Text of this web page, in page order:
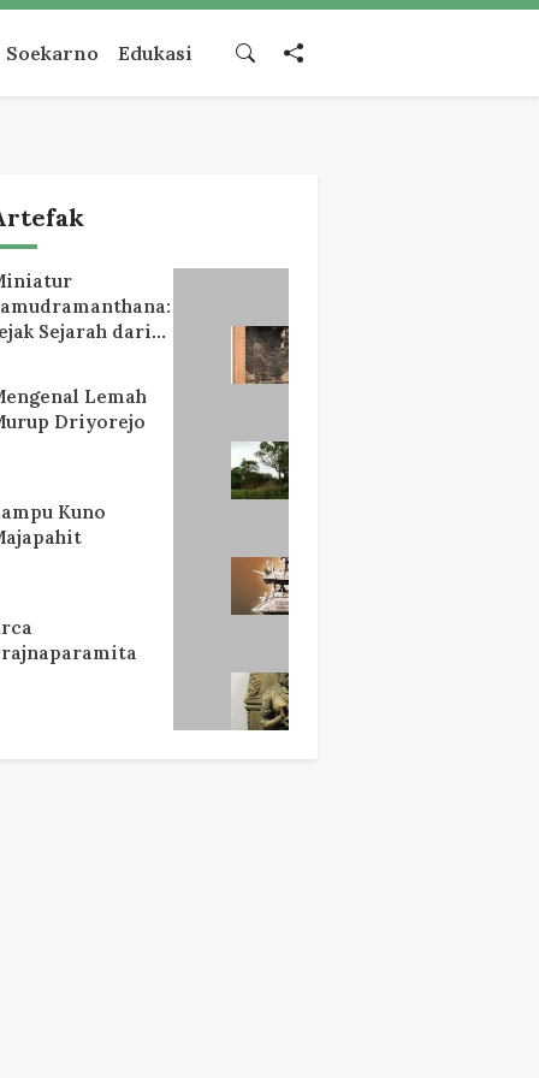
Soekarno Edukasi
Sejarah dari
Lemah
Driyorejo
Kuno